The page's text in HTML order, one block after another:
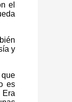
el
y
es
Era